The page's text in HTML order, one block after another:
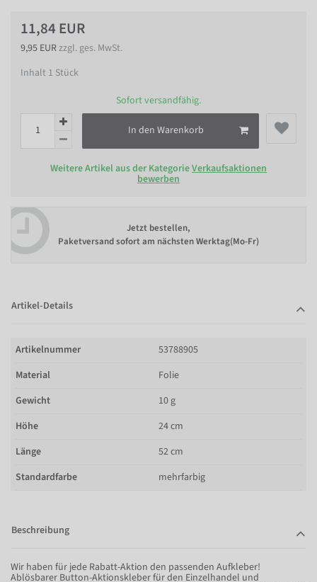
11,84 EUR
9,95 EURzzgl. ges. MwSt.
Inhalt 1 Stück
Sofort versandfähig.
In den Warenkorb
Weitere Artikel aus der KategorieVerkaufsaktionen
bewerben
Jetzt bestellen,
Paketversand sofort am nächsten Werktag(Mo-Fr)
Artikel-Details
Artikelnummer
53788905
Material
Folie
Gewicht
10 g
Höhe
24 cm
Länge
52 cm
Standardfarbe
mehrfarbig
Beschreibung
Wir haben für jede Rabatt-Aktion den passenden Aufkleber!
Ablösbarer Button-Aktionskleber für den Einzelhandel und